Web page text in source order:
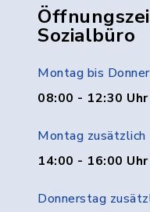
Sozialbüro
Montag bis
08:00 - 12:30 Uhr
Montag zusätzlich
14:00 - 16:00 Uhr
Donnerstag